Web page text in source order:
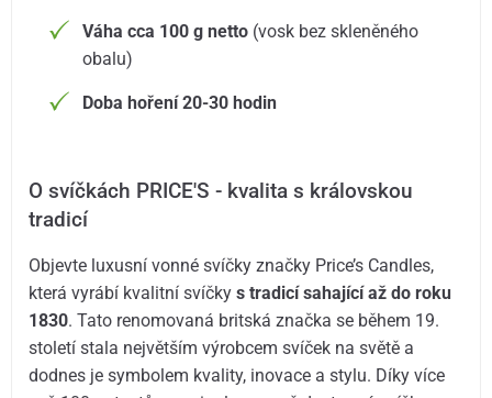
Váha cca 100 g netto (vosk bez skleněného
obalu)
Doba hoření 20-30 hodin
O svíčkách PRICE'S - kvalita s královskou
tradicí
Objevte luxusní vonné svíčky značky Price’s Candles,
která vyrábí kvalitní svíčkys tradicí sahající až do roku
1830. Tato renomovaná britská značka se během 19.
století stala největším výrobcem svíček na světě a
dodnes je symbolem kvality, inovace a stylu. Díky více